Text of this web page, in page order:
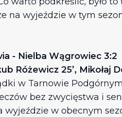
na wyjeździe w tym
- Nielba Wągrowiec 3:2
Różewicz 25’, Mikołaj
w Tarnowie
bez zwycięstwa i
wyjeździe w obecnym